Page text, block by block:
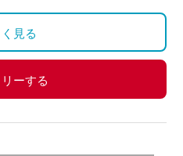
ールによる
見る
ーする